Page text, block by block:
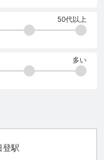
50代以上
多い
駅